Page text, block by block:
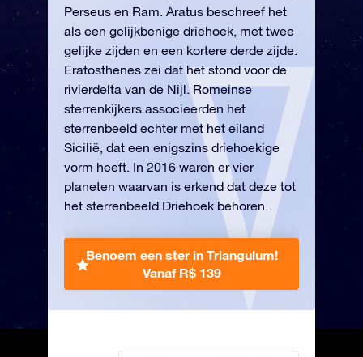
Perseus en Ram. Aratus beschreef het
als een gelijkbenige driehoek, met twee
gelijke zijden en een kortere derde zijde.
Eratosthenes zei dat het stond voor de
rivierdelta van de Nijl. Romeinse
sterrenkijkers associeerden het
sterrenbeeld echter met het eiland
Sicilië, dat een enigszins driehoekige
vorm heeft. In 2016 waren er vier
planeten waarvan is erkend dat deze tot
het sterrenbeeld Driehoek behoren.
Benoem een ster in Triangulum!
Vanaf R$ 139